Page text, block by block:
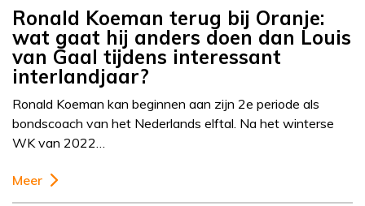
Ronald Koeman terug bij Oranje:
wat gaat hij anders doen dan Louis
van Gaal tijdens interessant
interlandjaar?
Ronald Koeman kan beginnen aan zijn 2e periode als
bondscoach van het Nederlands elftal. Na het winterse
WK van 2022…
Meer